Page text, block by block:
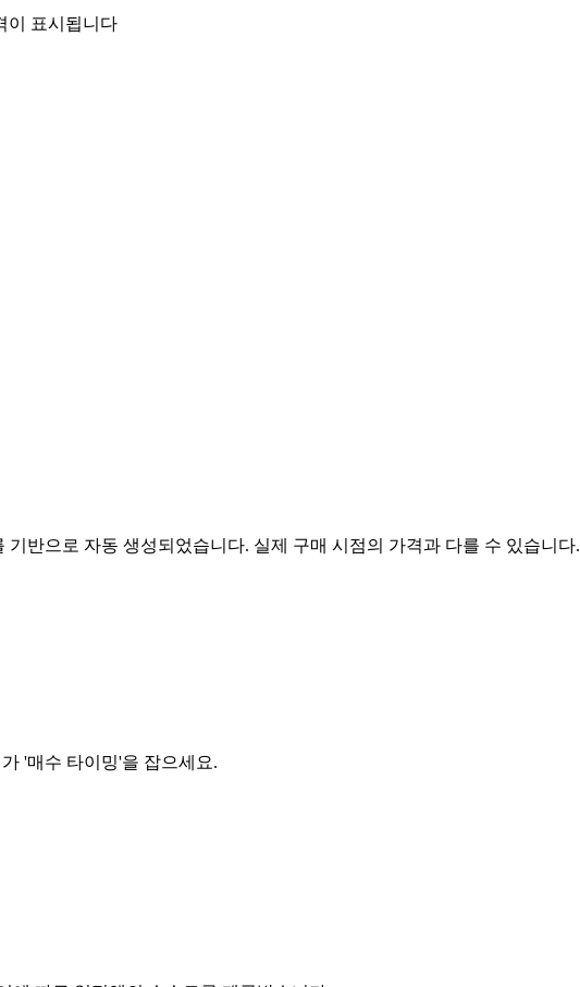
이 표시됩니다
반으로 자동 생성되었습니다. 실제 구매 시점의 가격과 다를 수 있습니다.
'매수 타이밍'을 잡으세요.